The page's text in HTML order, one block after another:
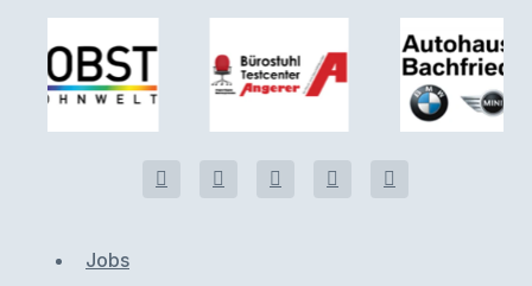
Jobs